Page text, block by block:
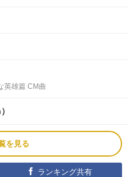
英雄篇 CM曲
を見る
ランキング共有